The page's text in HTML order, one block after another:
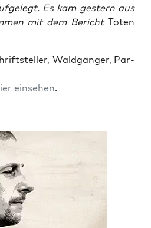
Es kam ges­tern aus
mit dem Bericht Töten
Wald­gän­ger, Par­
ein­se­hen.